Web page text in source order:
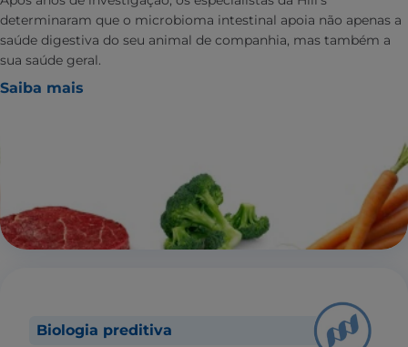
determinaram que o microbioma intestinal apoia não apenas a
saúde digestiva do seu animal de companhia, mas também a
sua saúde geral.
Saiba mais
Biologia preditiva